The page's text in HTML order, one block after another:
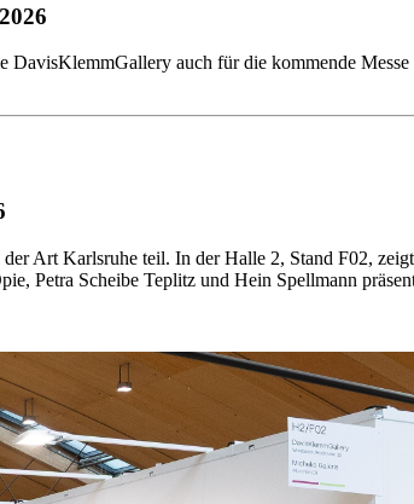
auch für die kommende
Art Karlsruhe teil. In der Halle 2, Stand F02,
Petra Scheibe Teplitz und Hein Spellmann